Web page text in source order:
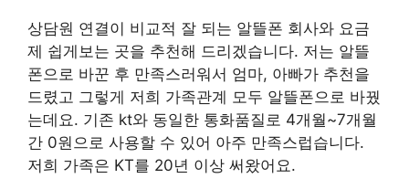
상담원 연결이 비교적 잘 되는 알뜰폰 회사와 요금
제 쉽게보는 곳을 추천해 드리겠습니다. 저는 알뜰
폰으로 바꾼 후 만족스러워서 엄마, 아빠가 추천을
드렸고 그렇게 저희 가족관계 모두 알뜰폰으로 바꿨
는데요. 기존 kt와 동일한 통화품질로 4개월~7개월
간 0원으로 사용할 수 있어 아주 만족스럽습니다.
저희 가족은 KT를 20년 이상 써왔어요.